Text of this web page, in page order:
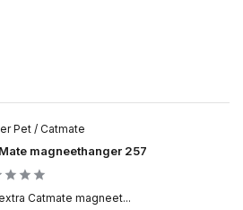
Pet / Catmate
magneethanger 257
Catmate magneet...